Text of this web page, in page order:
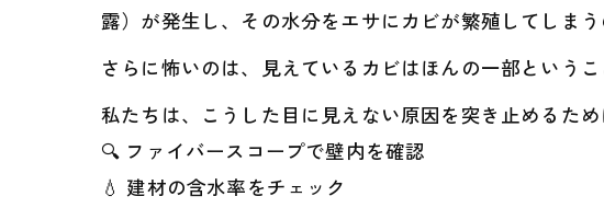
露）が発生し、その水分をエサにカビが繁殖してしま
さらに怖いのは、見えているカビはほんの一部という
私たちは、こうした目に見えない原因を突き止めるため
🔍 ファイバースコープで壁内を確認
💧 建材の含水率をチェック